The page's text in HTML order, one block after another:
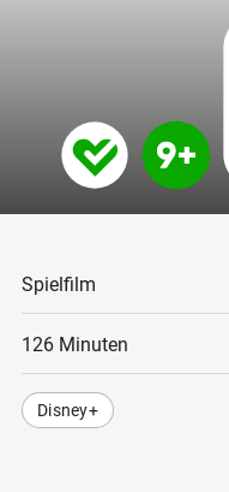
Spielfilm
126 Minuten
Disney+